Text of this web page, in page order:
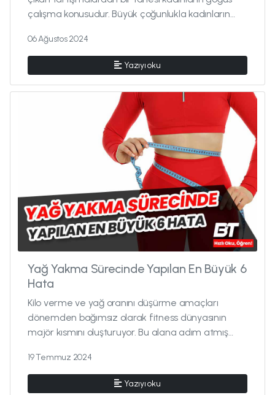
çalışma konusudur. Büyük çoğunlukla kadınların
06 Ağustos 2024
Yazıyı oku
Yağ Yakma Sürecinde Yapılan En Büyük 6
Hata
Kilo verme ve yağ oranını düşürme amaçları
dönemden bağımsız olarak fitness dünyasının
majör kısmını oluşturuyor. Bu alana adım atmış
19 Temmuz 2024
Yazıyı oku